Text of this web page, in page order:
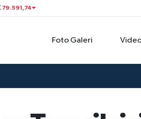
79.591,74
Foto Galeri